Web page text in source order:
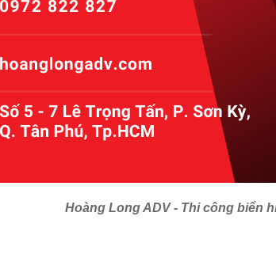
Hoàng Long ADV - Thi công biển